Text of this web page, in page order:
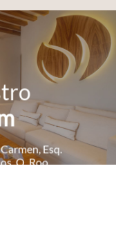
Esq.
Q. Roo.